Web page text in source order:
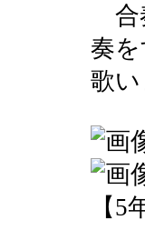
合
奏
歌
【5